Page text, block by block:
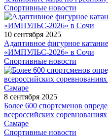
Спортивные новости
10 сентября 2025
Адаптивное фигурное
«ИМПУЛЬС-2026» в Сочи
Спортивные новости
8 сентября 2025
Более 600 спортсменов
всероссийских
Самаре
Спортивные новости